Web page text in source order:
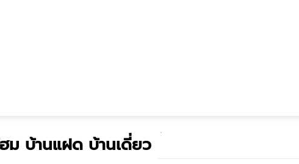
ม บ้านแฝด บ้านเดี่ยว